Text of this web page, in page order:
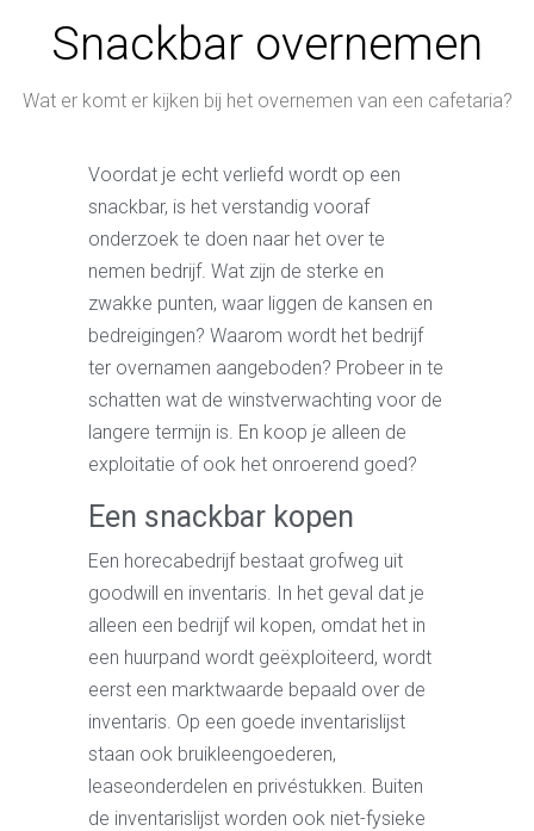
Snackbar overnemen
Wat er komt er kijken bij het overnemen van een cafetaria?
Voordat je echt verliefd wordt op een
snackbar, is het verstandig vooraf
onderzoek te doen naar het over te
nemen bedrijf. Wat zijn de sterke en
zwakke punten, waar liggen de kansen en
bedreigingen? Waarom wordt het bedrijf
ter overnamen aangeboden? Probeer in te
schatten wat de winstverwachting voor de
langere termijn is. En koop je alleen de
exploitatie of ook het onroerend goed?
Een snackbar kopen
Een horecabedrijf bestaat grofweg uit
goodwill en inventaris. In het geval dat je
alleen een bedrijf wil kopen, omdat het in
een huurpand wordt geëxploiteerd, wordt
eerst een marktwaarde bepaald over de
inventaris. Op een goede inventarislijst
staan ook bruikleengoederen,
leaseonderdelen en privéstukken. Buiten
de inventarislijst worden ook niet-fysieke